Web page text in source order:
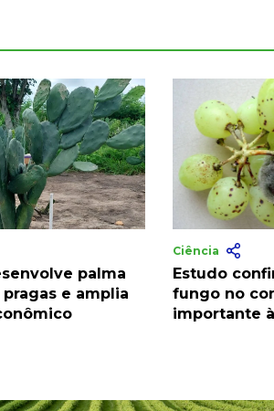
palma
e amplia
Ciência
Estudo
fungo no
importante